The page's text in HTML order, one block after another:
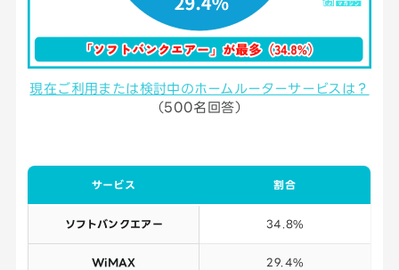
現在ご利用または検討中のホームルーターサービスは？
（500名回答）
サービス 割合
ソフトバンクエアー 34.8%
WiMAX 29.4%